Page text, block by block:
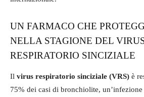
UN FARMACO CHE
NELLA STAGIONE DEL
RESPIRATORIO SINCIZIALE
Il virus respiratorio sinciziale (VRS) è
75% dei casi di bronchiolite, un’infezione